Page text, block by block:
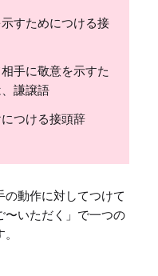
すためにつける接
手に敬意を示すた
謙譲語
つける接頭辞
の動作に対してつけて
〜いただく」で一つの